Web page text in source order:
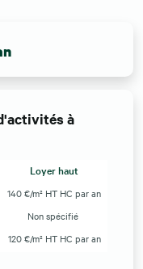
à
Loyer haut
140 €/m² HT HC par an
Non spécifié
120 €/m² HT HC par an